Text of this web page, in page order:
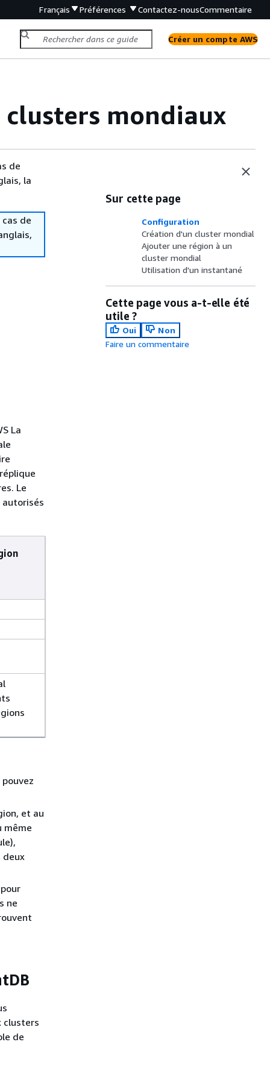
Français Préférences Contactez-nousCommentaire
Créer un compte AWS
mondiaux
de
la
de
La
Le
et au
même
deux
ne
clusters
de
Sur cette page
Configuration
Création d'un cluster mondial
Ajouter une région à un
cluster mondial
Utilisation d'un instantané
Cette page vous a-t-elle été
utile ?
Oui
Non
Faire un commentaire